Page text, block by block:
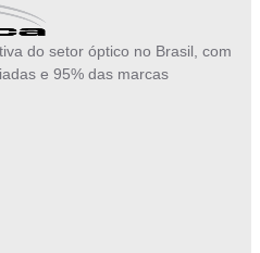
do setor óptico no Brasil, com
e 95% das marcas